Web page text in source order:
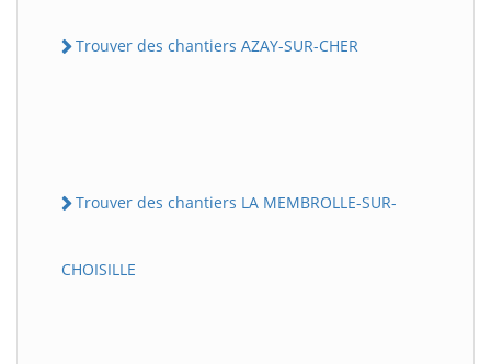
Trouver des chantiers AZAY-SUR-CHER
Trouver des chantiers LA MEMBROLLE-SUR-
CHOISILLE